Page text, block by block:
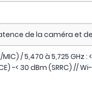
de la caméra et
/ 5,470 à 5,725 GHz :
-< 30 dBm (SRRC) //